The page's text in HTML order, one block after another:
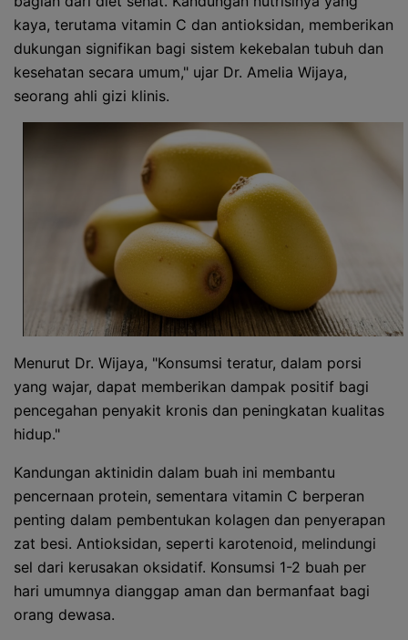
kaya, terutama vitamin C dan antioksidan, memberikan
dukungan signifikan bagi sistem kekebalan tubuh dan
kesehatan secara umum," ujar Dr. Amelia Wijaya,
seorang ahli gizi klinis.
Menurut Dr. Wijaya, "Konsumsi teratur, dalam porsi
yang wajar, dapat memberikan dampak positif bagi
pencegahan penyakit kronis dan peningkatan kualitas
hidup."
Kandungan aktinidin dalam buah ini membantu
pencernaan protein, sementara vitamin C berperan
penting dalam pembentukan kolagen dan penyerapan
zat besi. Antioksidan, seperti karotenoid, melindungi
sel dari kerusakan oksidatif. Konsumsi 1-2 buah per
hari umumnya dianggap aman dan bermanfaat bagi
orang dewasa.